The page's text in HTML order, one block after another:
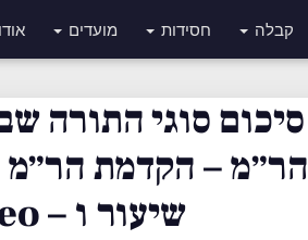
קבלה חסידות מועדים
סיכום סוגי התורה
הר״מ – הקדמת
שיעור ו – Video